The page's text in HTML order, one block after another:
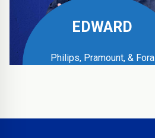
EDWARD
Philips, Pramount, & Fora